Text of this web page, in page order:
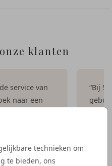
technieken om
te bieden, ons
klanten
service van
naar een
Zowel
geleverd.”
“Bij